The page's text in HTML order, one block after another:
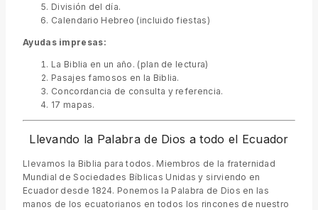
División del día.
Calendario Hebreo (incluido fiestas)
Ayudas impresas:
La Biblia en un año. (plan de lectura)
Pasajes famosos en la Biblia.
Concordancia de consulta y referencia.
17 mapas.
Llevando la Palabra de Dios a todo el Ecuador
Llevamos la Biblia para todos. Miembros de la fraternidad
Mundial de Sociedades Bíblicas Unidas y sirviendo en
Ecuador desde 1824. Ponemos la Palabra de Dios en las
manos de los ecuatorianos en todos los rincones de nuestro